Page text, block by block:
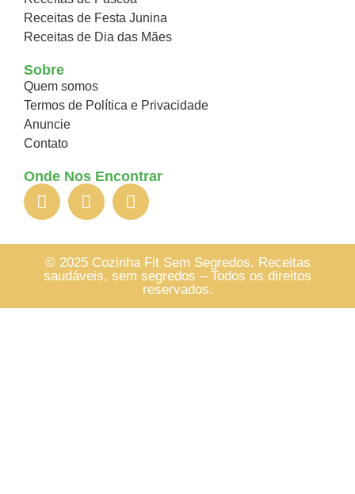
Receitas de Festa Junina
Receitas de Dia das Mães
Sobre
Quem somos
Termos de Política e Privacidade
Anuncie
Contato
Onde Nos Encontrar
© 2025 Cozinha Fit Sem Segredos. Receitas
saudáveis, sem segredos – Todos os direitos
reservados.